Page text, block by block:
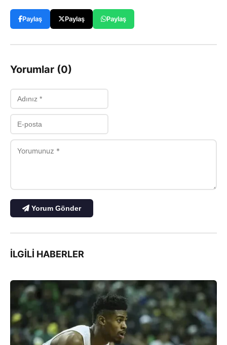
Paylaş Paylaş Paylaş
Yorumlar (0)
Yorum Gönder
İLGILI HABERLER